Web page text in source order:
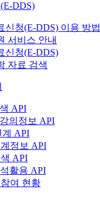
DDS)
신청(E-DDS) 이용 방법
서비스 안내
신청(E-DDS)
자료 검색
API
의정보 API
API
정보 API
API
활용 API
여 현황